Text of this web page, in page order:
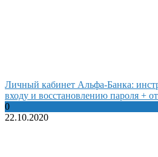
Личный кабинет Альфа-Банка:
входу и восстановлению пароля +
0
22.10.2020